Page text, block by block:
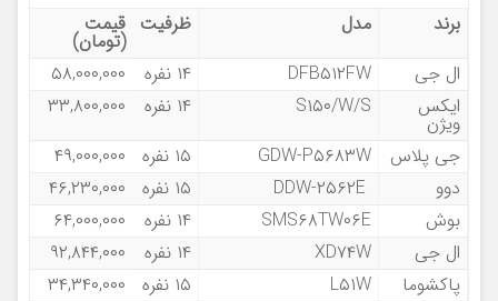
برند مدل ظرفیت قیمت
(تومان)
ال جی
DFB۵۱۲FW ۱۴ نفره
۵۸,۰۰۰,۰۰۰
ایکس
ویژن
S۱۵۰/W/S ۱۴ نفره
۳۳,۸۰۰,۰۰۰
جی پلاس
GDW-P۵۶۸۳W ۱۵ نفره
۴۹,۰۰۰,۰۰۰
دوو
۱۵ نفره
۴۶,۲۳۰,۰۰۰
بوش
SMS۶۸TW۰۶E ۱۴ نفره
۶۴,۰۰۰,۰۰۰
ال جی
XD۷۴W ۱۴ نفره
۹۲,۸۴۴,۰۰۰
پاکشوما
L۵۱W ۱۵ نفره
۳۴,۳۴۰,۰۰۰